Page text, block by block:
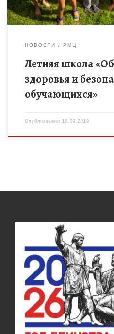
НОВОСТИ РМЦ
Летняя школа
здоровья и
обучающихся»
Опубликовано 18.09.2019